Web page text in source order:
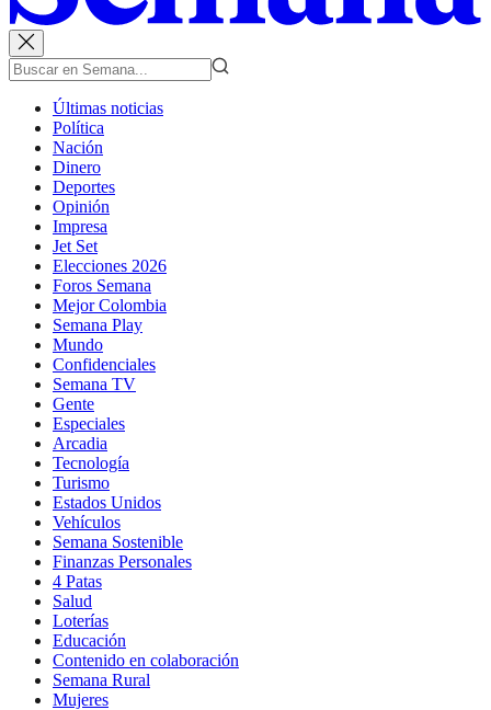
Últimas noticias
Política
Nación
Dinero
Deportes
Opinión
Impresa
Jet Set
Elecciones 2026
Foros Semana
Mejor Colombia
Semana Play
Mundo
Confidenciales
Semana TV
Gente
Especiales
Arcadia
Tecnología
Turismo
Estados Unidos
Vehículos
Semana Sostenible
Finanzas Personales
4 Patas
Salud
Loterías
Educación
Contenido en colaboración
Semana Rural
Mujeres